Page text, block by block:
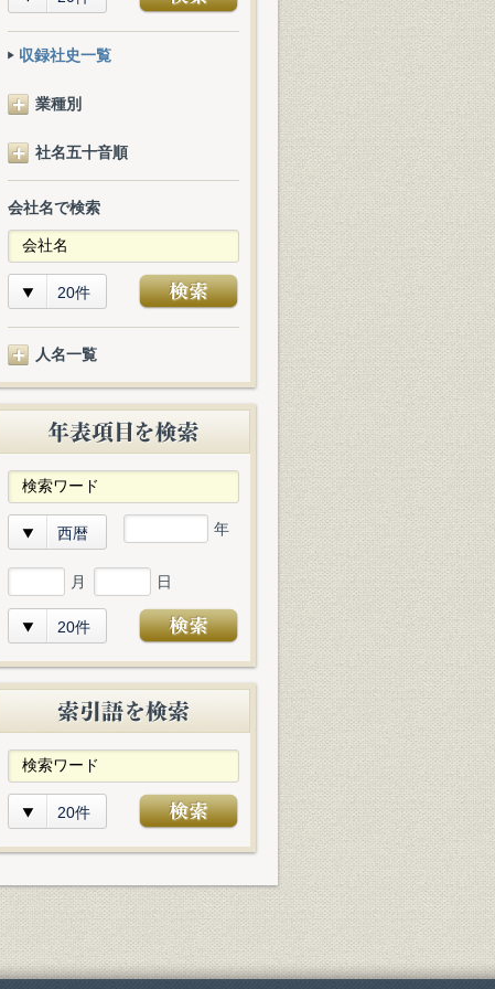
収録社史一覧
業種別
社名五十音順
会社名で検索
20件
人名一覧
西暦 年
月 日
20件
20件